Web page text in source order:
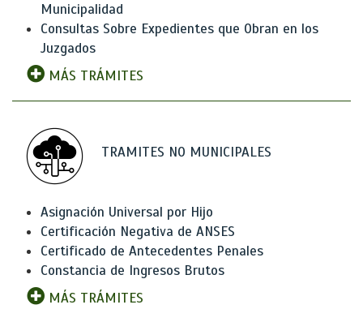
Municipalidad
Consultas Sobre Expedientes que Obran en los
Juzgados
MÁS TRÁMITES
TRAMITES NO MUNICIPALES
Asignación Universal por Hijo
Certificación Negativa de ANSES
Certificado de Antecedentes Penales
Constancia de Ingresos Brutos
MÁS TRÁMITES